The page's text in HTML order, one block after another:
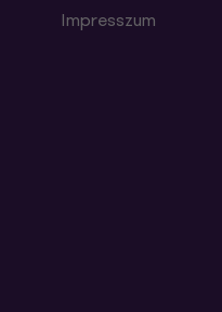
Impresszum